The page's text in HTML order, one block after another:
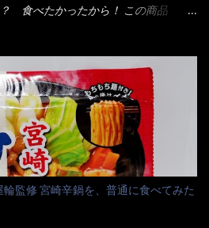
これ特に縦型Bigカップだと、スー
プ内に対流が起こり、表層が泡立っ
、ホワイトカップ丼型です。 こちら
に、スープも満遍なく全体に行き渡
、具とスープは最後に移すとこうな
いか！ やはり一部粉末スープが縦型
で、ぜーんぶ箸等で落としてホワイ
と、カップヌードルとしては太く平
ンメン中本の麺 蒙古タンメンの方
麺の厚みがあるような・・・ 食感
食べたかったから！ この商品
（知るのが遅い） リニューアル前の
こ数年は、カップ麺の方が話題性も
題性の無いのを食べても・・・しょ
性が無いのに、外国の人には尚更ね
一番】と云われる程だが、10年位前
は『マルちゃん正麺』と云われる商
俳優の役所広司を起用したCMで一躍
後ライバルとして日清から【ラ王】
日清のラーメン屋さん】は、袋麺と
監修 宮崎辛鍋を、普通に食べてみた